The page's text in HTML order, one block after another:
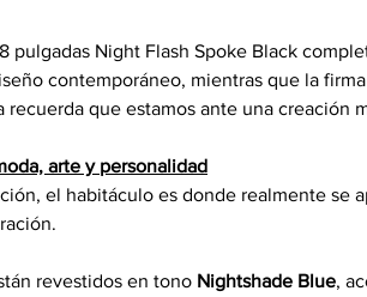
pulgadas Night Flash Spoke Black
contemporáneo, mientras que la
recuerda que estamos ante una creación
arte y personalidad
el habitáculo es donde realmente se
revestidos en tono Nightshade Blue,